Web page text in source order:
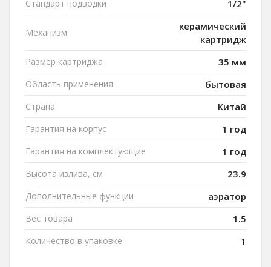
Стандарт подводки 1/2"
Механизм
керамический
картридж
Размер картриджа 35 мм
Область применения бытовая
Страна Китай
Гарантия на корпус 1 год
Гарантия на комплектующие 1 год
Высота излива, см 23.9
Дополнительные функции аэратор
Вес товара 1.5
Количество в упаковке 1